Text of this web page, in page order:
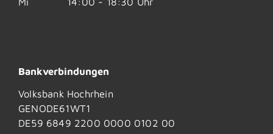
Bankverbindungen
Volksbank Hochrhein
GENODE61WT1
DE59 6849 2200 0000 0102 00